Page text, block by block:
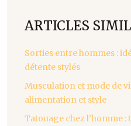
ARTICLES
Sorties entre hommes :
détente stylés
Musculation et mode de
alimentation et style
Tatouage chez l’homme